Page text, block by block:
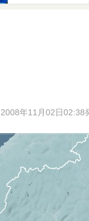
2008年11月02日02:38